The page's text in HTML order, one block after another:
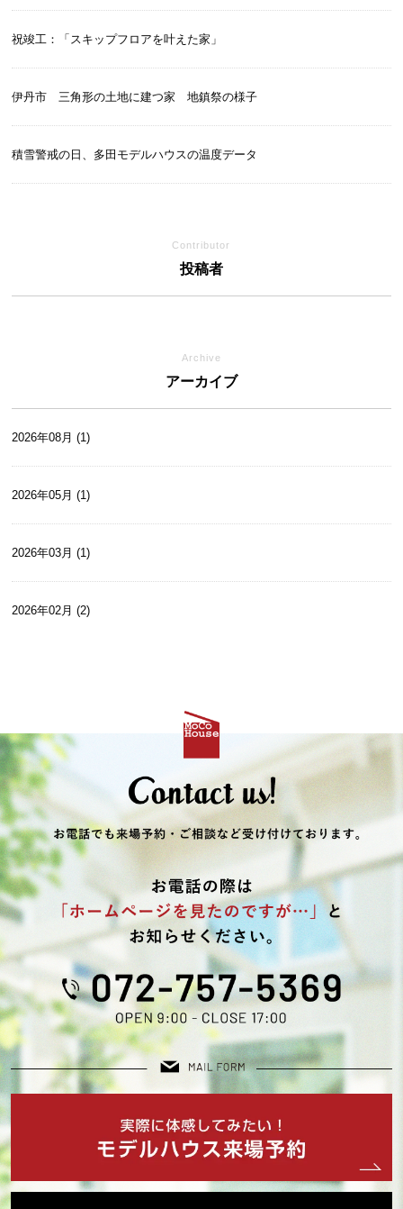
祝竣工：「スキップフロアを叶えた家」
伊丹市 三角形の土地に建つ家 地鎮祭の様子
積雪警戒の日、多田モデルハウスの温度データ
Contributor
投稿者
Archive
アーカイブ
2026年08月 (1)
2026年05月 (1)
2026年03月 (1)
2026年02月 (2)
2025年10月 (2)
2025年09月 (1)
2025年08月 (4)
2025年07月 (3)
2025年06月 (1)
2025年05月 (1)
2025年03月 (2)